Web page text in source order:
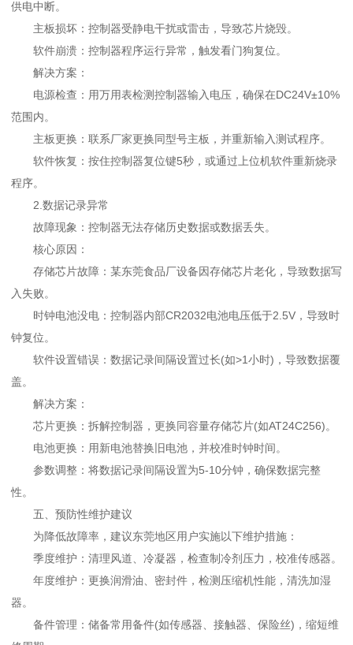
供电中断。
主板损坏：控制器受静电干扰或雷击，导致芯片烧毁。
软件崩溃：控制器程序运行异常，触发看门狗复位。
解决方案：
电源检查：用万用表检测控制器输入电压，确保在DC24V±10%
范围内。
主板更换：联系厂家更换同型号主板，并重新输入测试程序。
软件恢复：按住控制器复位键5秒，或通过上位机软件重新烧录
程序。
2.数据记录异常
故障现象：控制器无法存储历史数据或数据丢失。
核心原因：
存储芯片故障：某东莞食品厂设备因存储芯片老化，导致数据写
入失败。
时钟电池没电：控制器内部CR2032电池电压低于2.5V，导致时
钟复位。
软件设置错误：数据记录间隔设置过长(如>1小时)，导致数据覆
盖。
解决方案：
芯片更换：拆解控制器，更换同容量存储芯片(如AT24C256)。
电池更换：用新电池替换旧电池，并校准时钟时间。
参数调整：将数据记录间隔设置为5-10分钟，确保数据完整
性。
五、预防性维护建议
为降低故障率，建议东莞地区用户实施以下维护措施：
季度维护：清理风道、冷凝器，检查制冷剂压力，校准传感器。
年度维护：更换润滑油、密封件，检测压缩机性能，清洗加湿
器。
备件管理：储备常用备件(如传感器、接触器、保险丝)，缩短维